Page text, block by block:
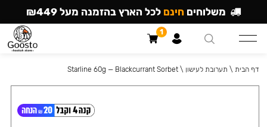
דף הבית \ תערובת לעישון \
Starline 60g — Blackcurrant Sorbet
משלוחים חינם לכל הארץ בהזמנה מעל ₪449
1